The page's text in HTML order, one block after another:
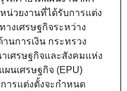
น่วยงานที่ได้รับการแต่ง
งเศรษฐกิจระหว่าง
นการเงิน กระทรวง
เศรษฐกิจและสังคมแห่ง
ผนเศรษฐกิจ (EPU)
ารแต่งตั้งจะกำหนด